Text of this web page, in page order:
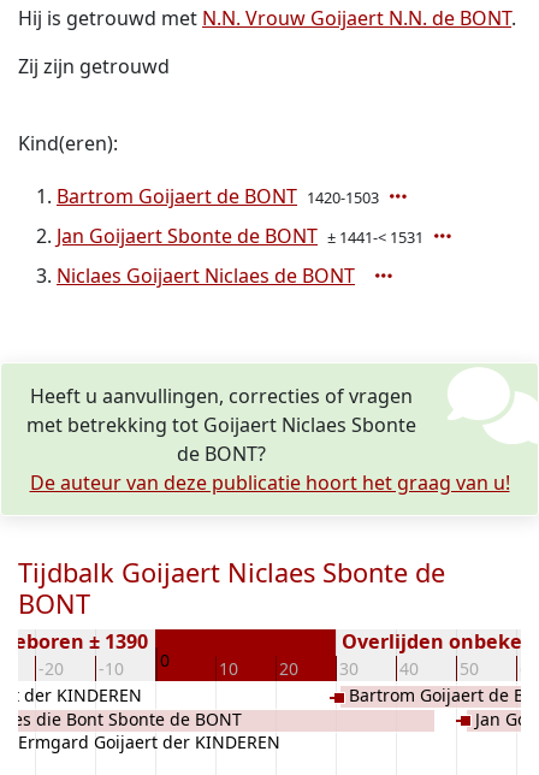
Hij is getrouwd met N.N. Vrouw Goijaert N.N. de BONT.
Zij zijn getrouwd
Kind(eren):
Bartrom Goijaert de BONT 1420-1503
Jan Goijaert Sbonte de BONT ± 1441-< 1531
Niclaes Goijaert Niclaes de BONT
Heeft u aanvullingen, correcties of vragen
met betrekking tot Goijaert Niclaes Sbonte
de BONT?
De auteur van deze publicatie hoort het graag van u!
Tijdbalk Goijaert Niclaes Sbonte de
BONT
-20 -10 0 10 20 30 40 50
Geboren ± 1390 Overlijden
der KINDEREN
die Bont Sbonte de BONT
Ermgard Goijaert der KINDEREN
Bartrom Goijaert de
Jan